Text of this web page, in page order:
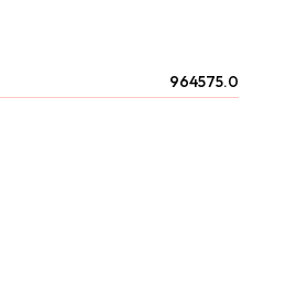
964575.0